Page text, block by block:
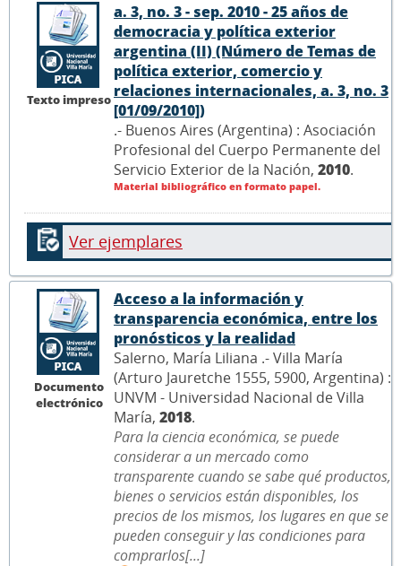
Texto impreso
a. 3, no. 3 - sep. 2010 - 25 años de
democracia y política exterior
argentina (II) (Número de Temas de
política exterior, comercio y
relaciones internacionales, a. 3, no. 3
[01/09/2010])
.- Buenos Aires (Argentina) : Asociación
Profesional del Cuerpo Permanente del
Servicio Exterior de la Nación, 2010.
Material bibliográfico en formato papel.
Ver ejemplares
Documento
electrónico
Acceso a la información y
transparencia económica, entre los
pronósticos y la realidad
Salerno, María Liliana .- Villa María
(Arturo Jauretche 1555, 5900, Argentina) :
UNVM - Universidad Nacional de Villa
María, 2018.
Para la ciencia económica, se puede
considerar a un mercado como
transparente cuando se sabe qué productos,
bienes o servicios están disponibles, los
precios de los mismos, los lugares en que se
pueden conseguir y las condiciones para
comprarlos[...]